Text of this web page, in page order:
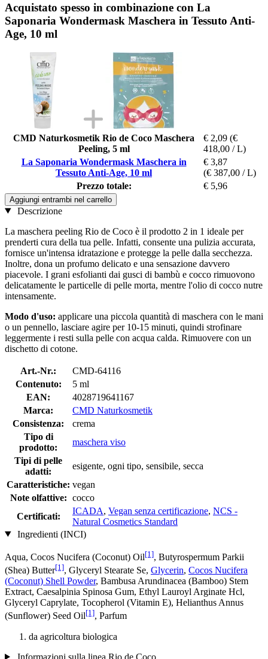
Acquistato spesso in combinazione con La
Saponaria Wondermask Maschera in Tessuto Anti-
Age, 10 ml
CMD Naturkosmetik Rio de Coco Maschera
Peeling, 5 ml
€ 2,09 (€
418,00 / L)
La Saponaria Wondermask Maschera in
Tessuto Anti-Age, 10 ml
€ 3,87
(€ 387,00 / L)
Prezzo totale:
€ 5,96
Aggiungi entrambi nel carrello
Descrizione
La maschera peeling Rio de Coco è il prodotto 2 in 1 ideale per
prenderti cura della tua pelle. Infatti, consente una pulizia accurata,
fornisce un'intensa idratazione e protegge la pelle dalla secchezza.
Inoltre, dona un profumo delicato e una sensazione davvero
piacevole. I grani esfolianti dai gusci di bambù e cocco rimuovono
delicatamente le particelle di pelle morta, mentre l'olio di cocco nutre
intensamente.
Modo d'uso: applicare una piccola quantità di maschera con le mani
o un pennello, lasciare agire per 10-15 minuti, quindi strofinare
leggermente i resti sulla pelle con acqua calda. Rimuovere con un
dischetto di cotone.
Art.-Nr.:
CMD-64116
Contenuto:
5 ml
EAN:
4028719641167
Marca:
CMD Naturkosmetik
Consistenza:
crema
Tipo di
prodotto:
maschera viso
Tipi di pelle
adatti:
esigente, ogni tipo, sensibile, secca
Caratteristiche: vegan
Note olfattive: cocco
Certificati:
ICADA, Vegan senza certificazione, NCS -
Natural Cosmetics Standard
Ingredienti (INCI)
Aqua, Cocos Nucifera (Coconut) Oil[1], Butyrospermum Parkii
(Shea) Butter[1], Glyceryl Stearate Se, Glycerin, Cocos Nucifera
(Coconut) Shell Powder, Bambusa Arundinacea (Bamboo) Stem
Extract, Caesalpinia Spinosa Gum, Ethyl Lauroyl Arginate Hcl,
Glyceryl Caprylate, Tocopherol (Vitamin E), Helianthus Annus
(Sunflower) Seed Oil[1], Parfum
da agricoltura biologica
Informazioni sulla linea Rio de Coco